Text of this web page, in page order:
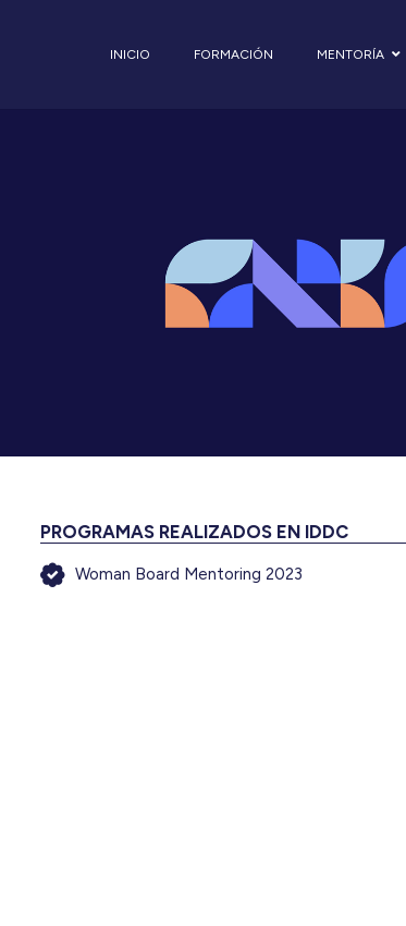
INICIO FORMACIÓN MENTORÍA
PROGRAMAS REALIZADOS EN IDDC
Woman Board Mentoring 2023